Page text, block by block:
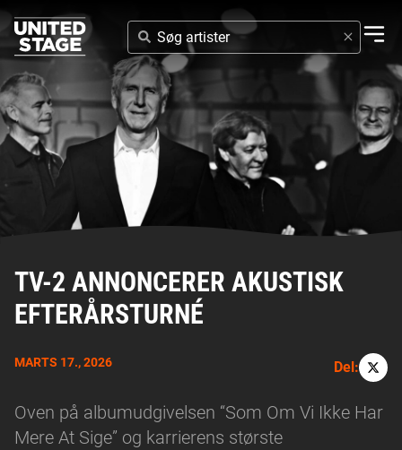
SØG
ARTISTER
TV-2 ANNONCERER AKUSTISK
EFTERÅRSTURNÉ
MARTS 17., 2026 Del:
Oven på albumudgivelsen “Som Om Vi Ikke Har
Mere At Sige” og karrierens største